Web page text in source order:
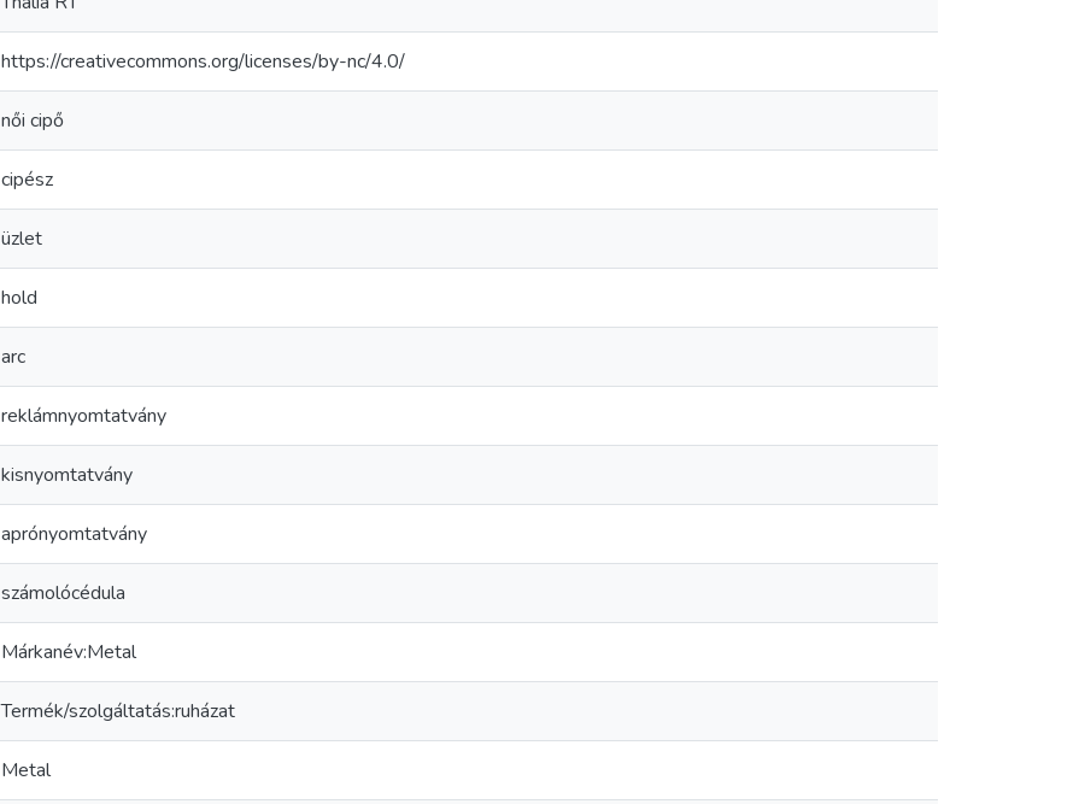
https://creativecommons.org/licenses/by-nc/4.0/
női cipő
cipész
üzlet
hold
arc
reklámnyomtatvány
kisnyomtatvány
aprónyomtatvány
számolócédula
Márkanév:Metal
Termék/szolgáltatás:ruházat
Metal